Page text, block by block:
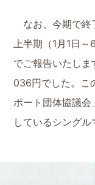
なお、今期で終
上半期（1月1日
でご報告いたし
036円でした。こ
ポート団体協議
しているシングル